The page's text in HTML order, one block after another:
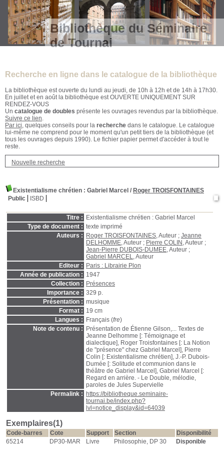
Bibliothèque du Séminaire
de Tournai
Recherche en ligne dans le catalogue de la bibliothèque
La bibliothèque est ouverte du lundi au jeudi, de 10h à 12h et de 14h à 17h30.
En juillet et en août la bibliothèque est OUVERTE UNIQUEMENT SUR
RENDEZ-VOUS
Un catalogue de doubles présente les ouvrages revendus par la bibliothèque.
Suivre ce lien.
Par ici, quelques conseils pour la recherche dans le catalogue. Le catalogue
lui-même ne comprend pour le moment qu'un petit tiers de la bibliothèque (et
tous les ouvrages depuis 1990). Le fichier papier permet d'accéder à tout le
reste.
Nouvelle recherche
Existentialisme chrétien : Gabriel Marcel / Roger TROISFONTAINES
Public
ISBD
Titre :
Existentialisme chrétien : Gabriel Marcel
Type de document : texte imprimé
Auteurs :
Roger TROISFONTAINES, Auteur ; Jeanne
DELHOMME, Auteur ; Pierre COLIN , Auteur ;
Jean-Pierre DUBOIS-DUMEE, Auteur ;
Gabriel MARCEL, Auteur
Editeur :
Paris : Librairie Plon
Année de publication : 1947
Collection :
Présences
Importance : 329 p.
Présentation : musique
Format : 19 cm
Langues :
Français (fre)
Note de contenu :
Présentation de Étienne Gilson,... Textes de
Jeanne Delhomme [: Témoignage et
dialectique], Roger Troisfontaines [: La Notion
de "présence" chez Gabriel Marcel], Pierre
Colin [: Existentialisme chrétien], J.-P. Dubois-
Dumée [: Solitude et communion dans le
théâtre de Gabriel Marcel], Gabriel Marcel [:
Regard en arrière. - Le Double, mélodie,
paroles de Jules Supervielle
Permalink :
https://bibliotheque.seminaire-
tournai.be/index.php?
lvl=notice_display&id=64039
Exemplaires(1)
Code-barres Cote Support Section
Disponibilité
65214
DP30-MAR Livre Philosophie, DP 30 Disponible